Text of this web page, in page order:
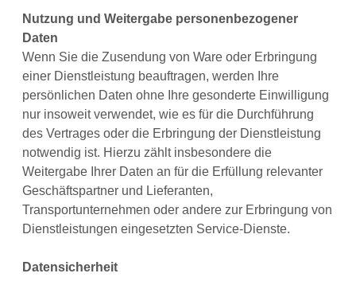
Nutzung und Weitergabe personenbezogener
Daten
Wenn Sie die Zusendung von Ware oder Erbringung
einer Dienstleistung beauftragen, werden Ihre
persönlichen Daten ohne Ihre gesonderte Einwilligung
nur insoweit verwendet, wie es für die Durchführung
des Vertrages oder die Erbringung der Dienstleistung
notwendig ist. Hierzu zählt insbesondere die
Weitergabe Ihrer Daten an für die Erfüllung relevanter
Geschäftspartner und Lieferanten,
Transportunternehmen oder andere zur Erbringung von
Dienstleistungen eingesetzten Service-Dienste.
Datensicherheit